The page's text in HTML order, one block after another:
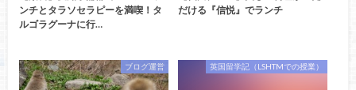
ンチとタラソセラピーを満喫！タ
ルゴラグーナに行…
だける『信悦』でランチ
ブログ運営 英国留学記（LSHTMでの授業）